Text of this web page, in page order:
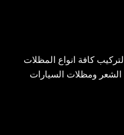
كافة انواع المظلات
الشعر ومظلات السيارات